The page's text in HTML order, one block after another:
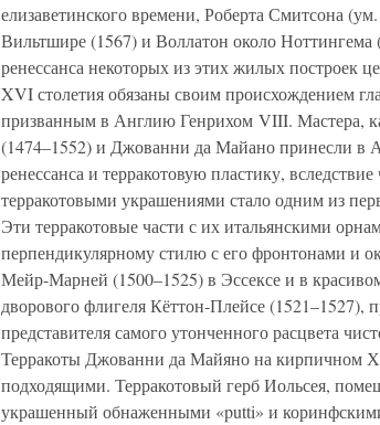
елизаветинского времени, Роберта Смитсона
Вильтшире (1567) и Воллатон около
ренессанса некоторых из этих жилых построек
XVI столетия обязаны своим происхождением
призванным в Англию Генрихом VIII. Мастера,
(1474–1552) и Джованни да Майано принесли в
ренессанса и терракотовую пластику,
терракотовыми украшениями стало одним из
Эти терракотовые части с их итальянскими
перпендикулярному стилю с его фронтонами и
Мейр-Марней (1500–1525) в Эссексе и в
дворового флигеля Кёттон-Плейсе (1521–1527),
представителя самого утонченного расцвета
Терракоты Джованни да Майяно на кирпичном
подходящими. Терракотовый герб Иольсея,
украшенный обнаженными «putti» и